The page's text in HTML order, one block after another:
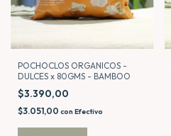
POCHOCLOS ORGANICOS -
DULCES x 80GMS - BAMBOO
$3.390,00
$3.051,00 con Efectivo